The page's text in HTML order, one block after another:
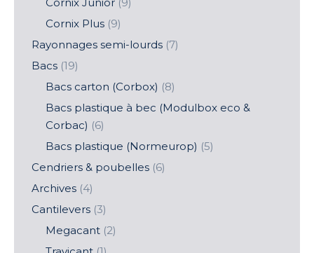
Cornix Junior (9)
Cornix Plus (9)
Rayonnages semi-lourds (7)
Bacs (19)
Bacs carton (Corbox) (8)
Bacs plastique à bec (Modulbox eco &
Corbac) (6)
Bacs plastique (Normeurop) (5)
Cendriers & poubelles (6)
Archives (4)
Cantilevers (3)
Megacant (2)